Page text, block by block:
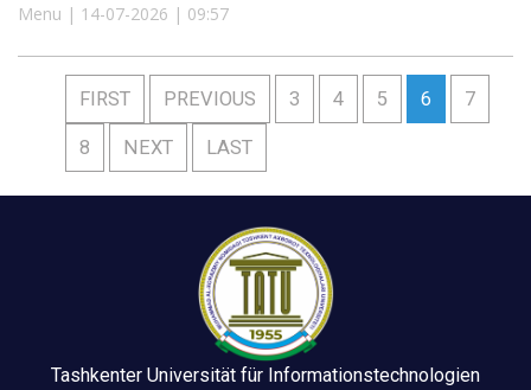
Menu | 14-07-2026 | 09:57
FIRST PREVIOUS 3 4 5 6 7
8 NEXT LAST
Tashkenter Universität für Informationstechnologien